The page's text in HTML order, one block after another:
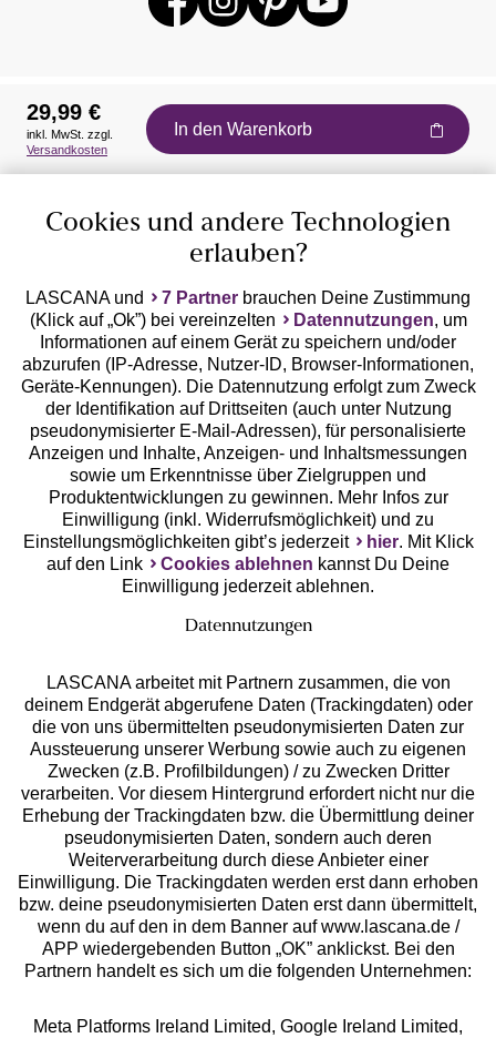
Auszeichnungen
Geprüfte Sicherheit
Unsere Apps
Services
Beratung
Über uns
Rechtliches
29,99 €
inkl. MwSt. zzgl.
Versandkosten
In den Warenkorb
Cookies und andere Technologien
erlauben?
LASCANA und 7 Partner brauchen Deine Zustimmung
(Klick auf „Ok”) bei vereinzelten
Datennutzungen, um
Informationen auf einem Gerät zu speichern und/oder
abzurufen (IP-Adresse, Nutzer-ID, Browser-Informationen,
Geräte-Kennungen). Die Datennutzung erfolgt zum Zweck
der Identifikation auf Drittseiten (auch unter Nutzung
pseudonymisierter E-Mail-Adressen), für personalisierte
Anzeigen und Inhalte, Anzeigen- und Inhaltsmessungen
sowie um Erkenntnisse über Zielgruppen und
Produktentwicklungen zu gewinnen. Mehr Infos zur
Einwilligung (inkl. Widerrufsmöglichkeit) und zu
Einstellungsmöglichkeiten gibt’s jederzeit
hier. Mit Klick
auf den Link
Cookies ablehnen kannst Du Deine
Einwilligung jederzeit ablehnen.
Datennutzungen
LASCANA arbeitet mit Partnern zusammen, die von
deinem Endgerät abgerufene Daten (Trackingdaten) oder
die von uns übermittelten pseudonymisierten Daten zur
Aussteuerung unserer Werbung sowie auch zu eigenen
Zwecken (z.B. Profilbildungen) / zu Zwecken Dritter
verarbeiten. Vor diesem Hintergrund erfordert nicht nur die
Erhebung der Trackingdaten bzw. die Übermittlung deiner
pseudonymisierten Daten, sondern auch deren
Weiterverarbeitung durch diese Anbieter einer
Einwilligung. Die Trackingdaten werden erst dann erhoben
bzw. deine pseudonymisierten Daten erst dann übermittelt,
wenn du auf den in dem Banner auf www.lascana.de /
APP wiedergebenden Button „OK” anklickst. Bei den
Partnern handelt es sich um die folgenden Unternehmen:
Meta Platforms Ireland Limited, Google Ireland Limited,